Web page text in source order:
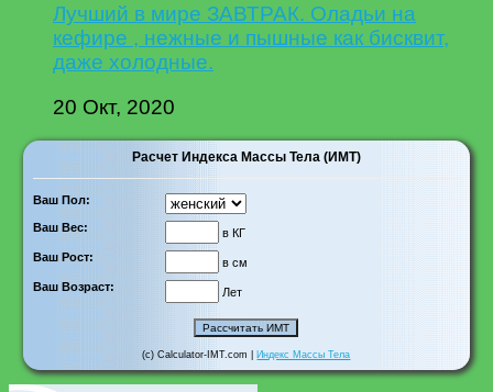
Лучший в мире ЗАВТРАК. Оладьи на
кефире , нежные и пышные как бисквит,
даже холодные.
20 Окт, 2020
Расчет Индекса Массы Тела (ИМТ)
Ваш Пол:
Ваш Вес:
в КГ
Ваш Рост:
в см
Ваш Возраст:
Лет
(c) Calculator-IMT.com | Индекс Массы Тела